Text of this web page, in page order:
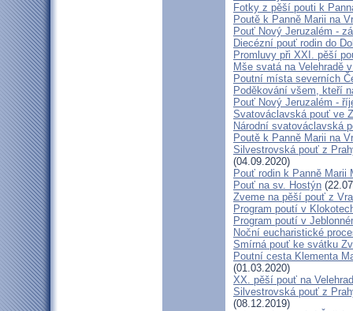
Fotky z pěší pouti k
Poutě k Panně Marii na
Pouť Nový Jeruzalém -
Diecézní pouť rodin do
Promluvy při XXI. pěší
Mše svatá na Velehradě
Poutní místa severních
Poděkování všem, kteří
Pouť Nový Jeruzalém -
Svatováclavská pouť ve
Národní svatováclavská
Poutě k Panně Marii na
Silvestrovská pouť z
(04.09.2020)
Pouť rodin k Panně Marii
Pouť na sv. Hostýn
Zveme na pěší pouť z
Program poutí v
Program poutí v
Noční eucharistické
Smírná pouť ke svátku
Poutní cesta Klementa
(01.03.2020)
XX. pěší pouť na
Silvestrovská pouť z
(08.12.2019)